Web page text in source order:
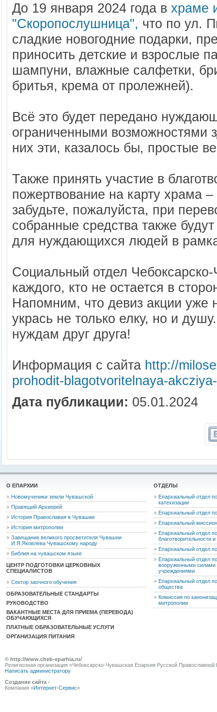
До 19 января 2024 года в храме
"Скоропослушница", что по ул.
сладкие новогодние подарки,
приносить детские и взрослые
шампуни, влажные салфетки,
бритья, крема от пролежней).
Всё это будет передано
ограниченными возможностями
них эти, казалось бы, простые
Также принять участие в
пожертвование на карту храма –
забудьте, пожалуйста, при
собранные средства также
для нуждающихся людей в
Социальный отдел
каждого, кто не остается в
Напомним, что девиз акции уже
укрась не только елку, но и
нуждам друг друга!
Информация с сайта http://
prohodit-blagotvoritelnaya-
Дата публикации: 05.01.2024
О ЕПАРХИИ
Новомученики земли Чувашской
Правящий Архиерей
История Православия в Чувашии
История митрополии
Завещание великого просветителя Чувашии
И.Я.Яковлева Чувашскому народу
Библия на чувашском языке
ЦЕНТР ПОДГОТОВКИ ЦЕРКОВНЫХ
СПЕЦИАЛИСТОВ
Сектор заочного обучения
ОБРАЗОВАТЕЛЬНЫЕ СТАНДАРТЫ
РУКОВОДСТВО
ВАКАНТНЫЕ МЕСТА ДЛЯ ПРИЕМА (ПЕРЕВОДА)
ОБУЧАЮЩИХСЯ
ПЛАТНЫЕ ОБРАЗОВАТЕЛЬНЫЕ УСЛУГИ
ОРГАНИЗАЦИЯ ПИТАНИЯ
ОТДЕЛЫ
Епархиальный отдел
катехизации
Епархиальный отдел
Епархиальный
Епархиальный отдел
благотворительности
Епархиальный отдел
Епархиальный отдел
вооруженными силами
учреждениями
Епархиальный отдел
общества
Комиссия по
митрополии
© http://www.cheb-eparhia.ru/
Религиозная организация «Чебоксарско-Чувашская Епархия Русской
Написать администратору
Создание сайта -
Компания «Интернет-Сервис»